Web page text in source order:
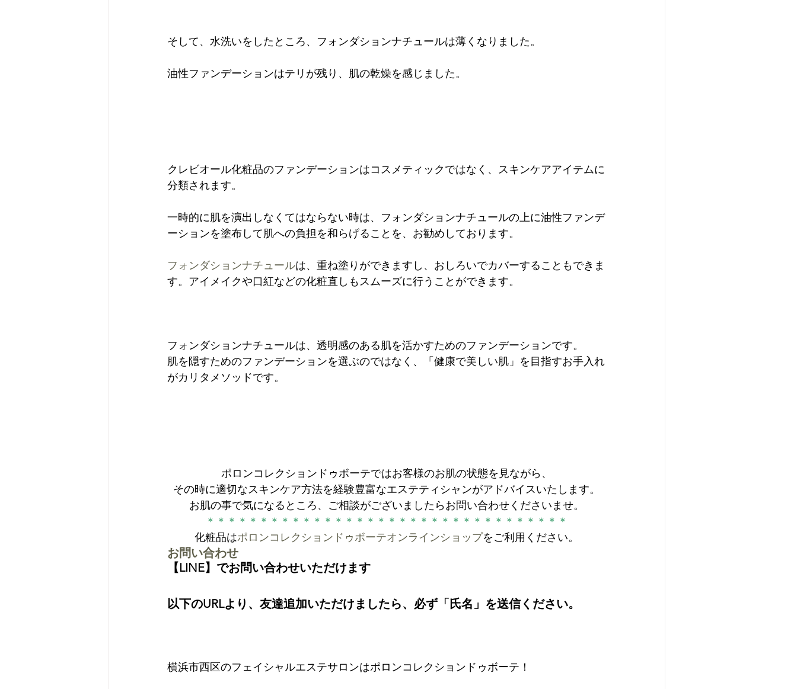
そして、水洗いをしたところ、フォンダションナチュールは薄くなりました。
油性ファンデーションはテリが残り、肌の乾燥を感じました。
クレビオール化粧品のファンデーションはコスメティックではなく、スキンケアアイテムに
分類されます。
一時的に肌を演出しなくてはならない時は、フォンダションナチュールの上に油性ファンデ
ーションを塗布して肌への負担を和らげることを、お勧めしております。
フォンダションナチュールは、重ね塗りができますし、おしろいでカバーすることもできま
す。アイメイクや口紅などの化粧直しもスムーズに行うことができます。
フォンダションナチュールは、透明感のある肌を活かすためのファンデーションです。
肌を隠すためのファンデーションを選ぶのではなく、「健康で美しい肌」を目指すお手入れ
がカリタメソッドです。
ポロンコレクションドゥボーテではお客様のお肌の状態を見ながら、
その時に適切なスキンケア方法を経験豊富なエステティシャンがアドバイスいたします。
お肌の事で気になるところ、ご相談がございましたらお問い合わせくださいませ。
＊＊＊＊＊＊＊＊＊＊＊＊＊＊＊＊＊＊＊＊＊＊＊＊＊＊＊＊＊＊＊＊＊＊
化粧品はポロンコレクションドゥボーテオンラインショップをご利用ください。
お問い合わせ
【LINE】でお問い合わせいただけます
以下のURLより、友達追加いただけましたら、必ず「氏名」を送信ください。
横浜市西区のフェイシャルエステサロンはポロンコレクションドゥボーテ！